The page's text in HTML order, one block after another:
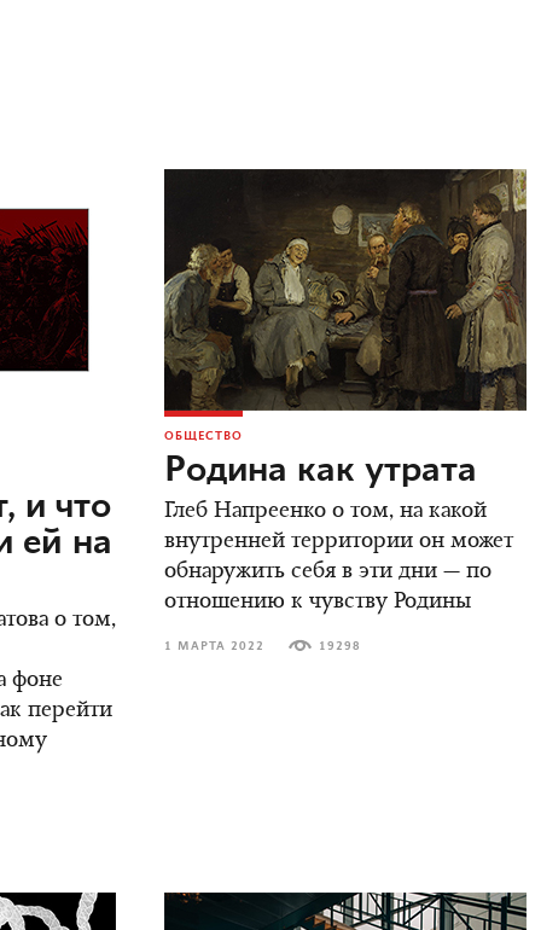
и что
ей на
о том,
фоне
перейти
ОБЩЕСТВО
Родина как утрата
Глеб Напреенко о том, на какой
внутренней территории он может
обнаружить себя в эти дни — по
отношению к чувству Родины
1 МАРТА 2022 19298